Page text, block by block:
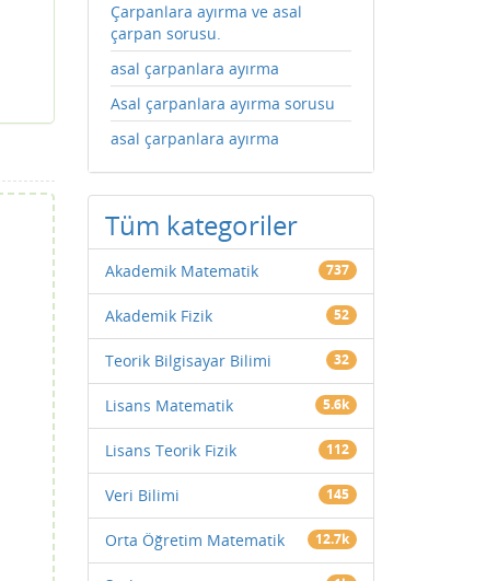
Çarpanlara ayırma ve asal
çarpan sorusu.
asal çarpanlara ayırma
Asal çarpanlara ayırma sorusu
asal çarpanlara ayırma
Tüm kategoriler
Akademik Matematik 737
Akademik Fizik 52
Teorik Bilgisayar Bilimi 32
Lisans Matematik 5.6k
Lisans Teorik Fizik 112
Veri Bilimi 145
Orta Öğretim Matematik 12.7k